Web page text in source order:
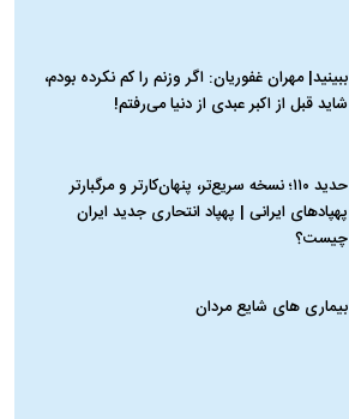
ببینید| مهران غفوریان: اگر وزنم را کم نکرده بودم،
شاید قبل از اکبر عبدی از دنیا می‌رفتم!
حدید ۱۱۰؛ نسخه سریع‌تر، پنهان‌کارتر و مرگبارتر
پهپادهای ایرانی | پهپاد انتحاری جدید ایران
چیست؟
بیماری‌ های شایع مردان